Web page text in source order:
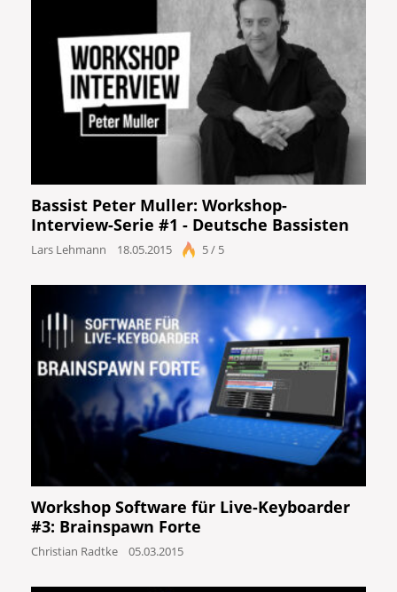
Bassist Peter Muller: Workshop-
Interview-Serie #1 - Deutsche Bassisten
Lars Lehmann 18.05.2015 5 / 5
Workshop Software für Live-Keyboarder
#3: Brainspawn Forte
Christian Radtke 05.03.2015